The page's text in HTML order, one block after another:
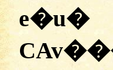
e�u�